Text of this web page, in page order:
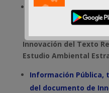
Aprobación definitiva
Municipales 2021
Innovación del Texto
Estudio Ambiental
Información Pública,
del documento de